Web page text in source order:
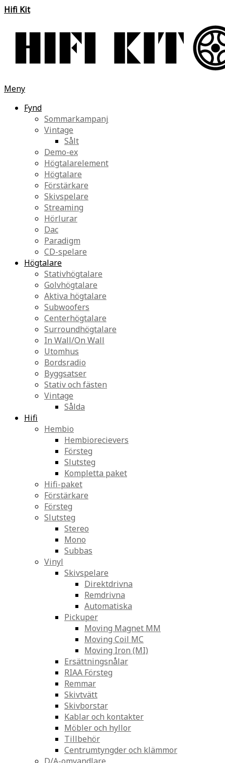
Hifi Kit
Meny
Fynd
Sommarkampanj
Vintage
Sålt
Demo-ex
Högtalarelement
Högtalare
Förstärkare
Skivspelare
Streaming
Hörlurar
Dac
Paradigm
CD-spelare
Högtalare
Stativhögtalare
Golvhögtalare
Aktiva högtalare
Subwoofers
Centerhögtalare
Surroundhögtalare
In Wall/On Wall
Utomhus
Bordsradio
Byggsatser
Stativ och fästen
Vintage
Sålda
Hifi
Hembio
Hembiorecievers
Försteg
Slutsteg
Kompletta paket
Hifi-paket
Förstärkare
Försteg
Slutsteg
Stereo
Mono
Subbas
Vinyl
Skivspelare
Direktdrivna
Remdrivna
Automatiska
Pickuper
Moving Magnet MM
Moving Coil MC
Moving Iron (MI)
Ersättningsnålar
RIAA Försteg
Remmar
Skivtvätt
Skivborstar
Kablar och kontakter
Möbler och hyllor
Tillbehör
Centrumtyngder och klämmor